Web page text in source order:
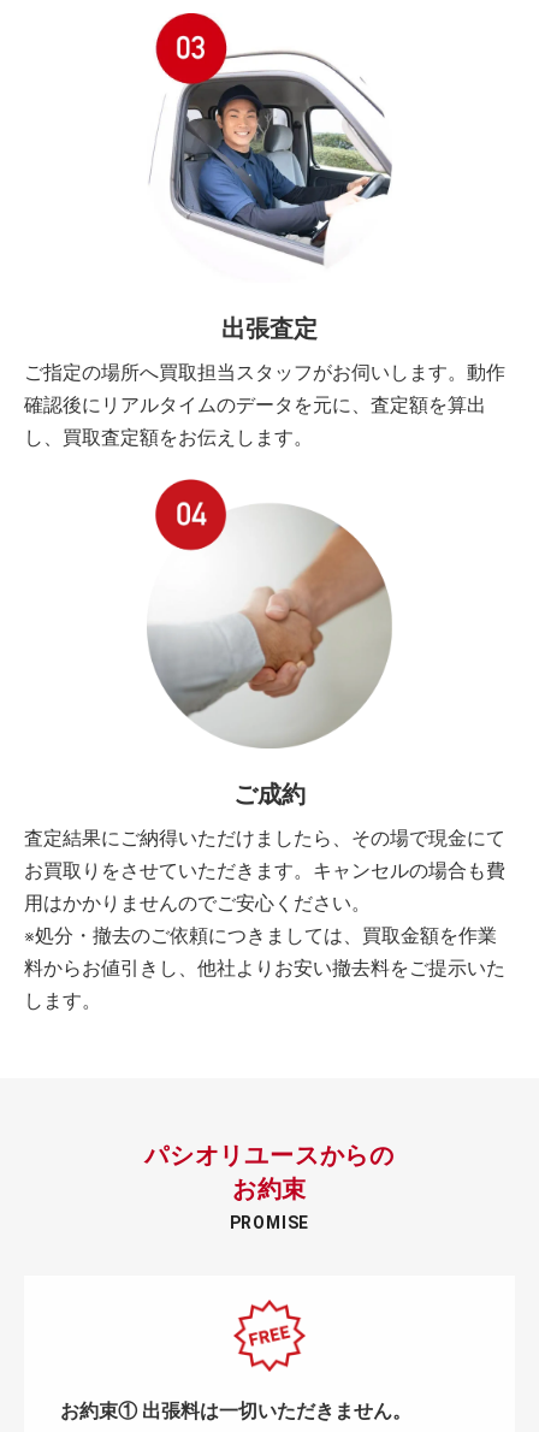
出張査定
ご指定の場所へ買取担当スタッフがお伺いします。動作
確認後にリアルタイムのデータを元に、査定額を算出
し、買取査定額をお伝えします。
ご成約
査定結果にご納得いただけましたら、その場で現金にて
お買取りをさせていただきます。キャンセルの場合も費
用はかかりませんのでご安心ください。
※処分・撤去のご依頼につきましては、買取金額を作業
料からお値引きし、他社よりお安い撤去料をご提示いた
します。
パシオリユースからの
お約束
PROMISE
お約束① 出張料は一切いただきません。